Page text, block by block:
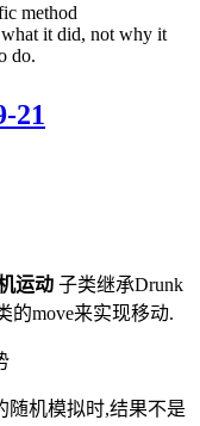
method
it did, not why it
do.
21
运动 子类继承Drunk
的move来实现移动.
随机模拟时,结果不是